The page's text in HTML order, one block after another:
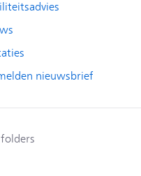
nieuwsbrief